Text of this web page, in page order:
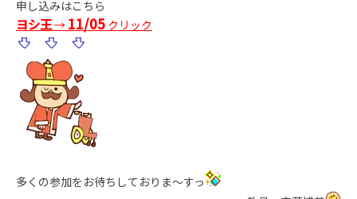
申し込みはこちら
ヨシ王→ 11/05 クリック
多くの参加をお待ちしておりま～すっ